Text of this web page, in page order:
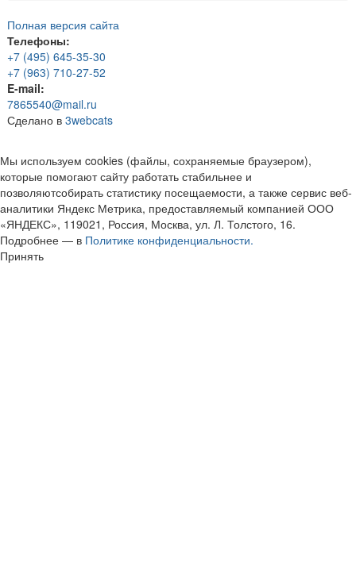
Полная версия сайта
Телефоны:
+7 (495) 645-35-30
+7 (963) 710-27-52
E-mail:
7865540@mail.ru
Сделано в 3webcats
Мы используем cookies (файлы, сохраняемые браузером),
которые помогают сайту работать стабильнее и
позволяютсобирать статистику посещаемости, а также сервис веб-
аналитики Яндекс Метрика, предоставляемый компанией ООО
«ЯНДЕКС», 119021, Россия, Москва, ул. Л. Толстого, 16.
Подробнее — в Политике конфиденциальности.
Принять